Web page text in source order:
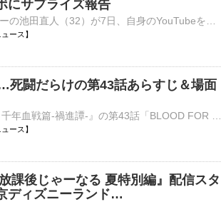
サプライズ報告
ース】
死闘だらけの第43話あらすじ＆場面
ース】
課後じゃーなる 夏特別編』配信スタ
ディズニーランド…